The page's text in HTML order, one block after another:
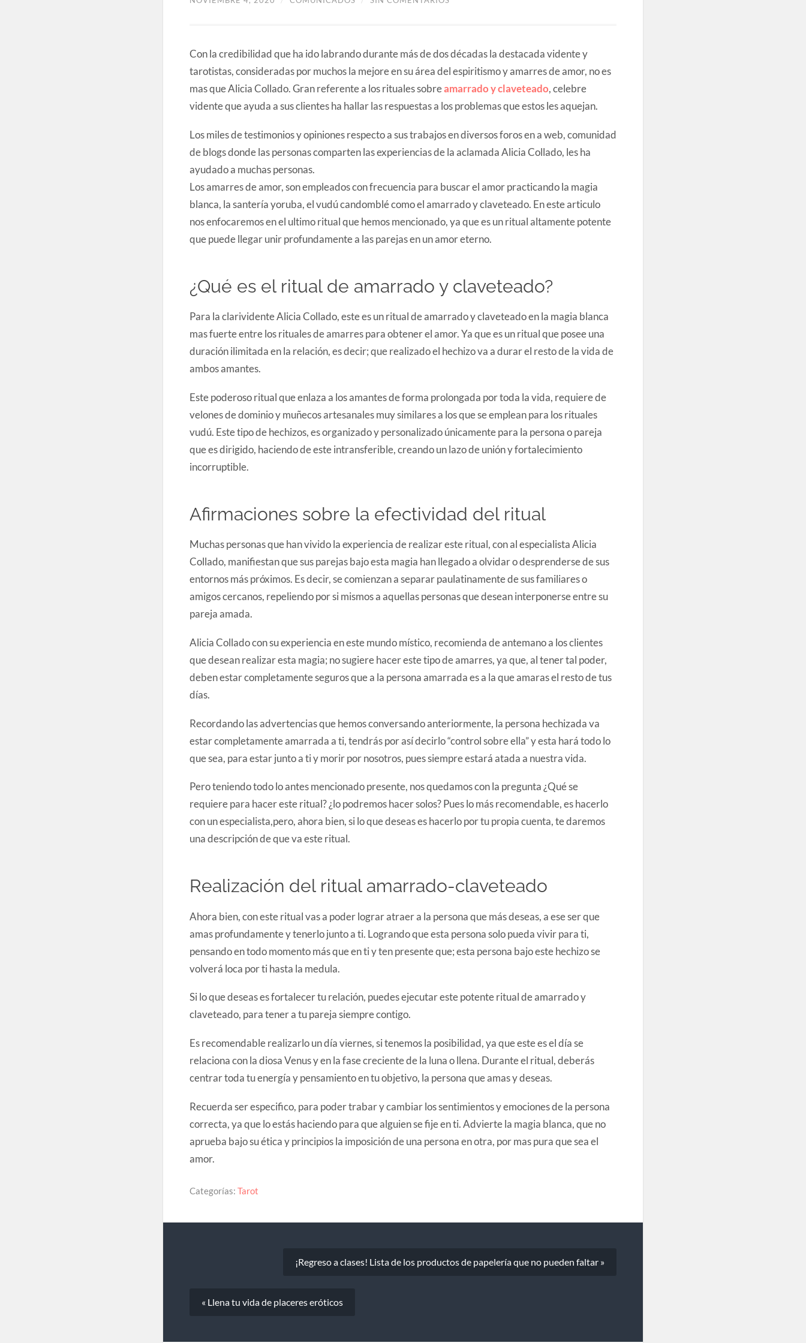
Con la credibilidad que ha ido labrando durante más de dos décadas la destacada vidente y
tarotistas, consideradas por muchos la mejore en su área del espiritismo y amarres de amor, no es
mas que Alicia Collado. Gran referente a los rituales sobreamarrado y claveteado, celebre
vidente que ayuda a sus clientes ha hallar las respuestas a los problemas que estos les aquejan.
Los miles de testimonios y opiniones respecto a sus trabajos en diversos foros en a web, comunidad
de blogs donde las personas comparten las experiencias de la aclamada Alicia Collado, les ha
ayudado a muchas personas.
Los amarres de amor, son empleados con frecuencia para buscar el amor practicando la magia
blanca, la santería yoruba, el vudú candomblé como el amarrado y claveteado. En este articulo
nos enfocaremos en el ultimo ritual que hemos mencionado, ya que es un ritual altamente potente
que puede llegar unir profundamente a las parejas en un amor eterno.
¿Qué es el ritual de amarrado y claveteado?
Para la clarividente Alicia Collado, este es un ritual de amarrado y claveteado en la magia blanca
mas fuerte entre los rituales de amarres para obtener el amor. Ya que es un ritual que posee una
duración ilimitada en la relación, es decir; que realizado el hechizo va a durar el resto de la vida de
ambos amantes.
Este poderoso ritual que enlaza a los amantes de forma prolongada por toda la vida, requiere de
velones de dominio y muñecos artesanales muy similares a los que se emplean para los rituales
vudú. Este tipo de hechizos, es organizado y personalizado únicamente para la persona o pareja
que es dirigido, haciendo de este intransferible, creando un lazo de unión y fortalecimiento
incorruptible.
Afirmaciones sobre la efectividad del ritual
Muchas personas que han vivido la experiencia de realizar este ritual, con al especialista Alicia
Collado, manifiestan que sus parejas bajo esta magia han llegado a olvidar o desprenderse de sus
entornos más próximos. Es decir, se comienzan a separar paulatinamente de sus familiares o
amigos cercanos, repeliendo por si mismos a aquellas personas que desean interponerse entre su
pareja amada.
Alicia Collado con su experiencia en este mundo místico, recomienda de antemano a los clientes
que desean realizar esta magia; no sugiere hacer este tipo de amarres, ya que, al tener tal poder,
deben estar completamente seguros que a la persona amarrada es a la que amaras el resto de tus
días.
Recordando las advertencias que hemos conversando anteriormente, la persona hechizada va
estar completamente amarrada a ti, tendrás por así decirlo “control sobre ella” y esta hará todo lo
que sea, para estar junto a ti y morir por nosotros, pues siempre estará atada a nuestra vida.
Pero teniendo todo lo antes mencionado presente, nos quedamos con la pregunta ¿Qué se
requiere para hacer este ritual? ¿lo podremos hacer solos? Pues lo más recomendable, es hacerlo
con un especialista,pero, ahora bien, si lo que deseas es hacerlo por tu propia cuenta, te daremos
una descripción de que va este ritual.
Realización del ritual amarrado-claveteado
Ahora bien, con este ritual vas a poder lograr atraer a la persona que más deseas, a ese ser que
amas profundamente y tenerlo junto a ti. Logrando que esta persona solo pueda vivir para ti,
pensando en todo momento más que en ti y ten presente que; esta persona bajo este hechizo se
volverá loca por ti hasta la medula.
Si lo que deseas es fortalecer tu relación, puedes ejecutar este potente ritual de amarrado y
claveteado, para tener a tu pareja siempre contigo.
Es recomendable realizarlo un día viernes, si tenemos la posibilidad, ya que este es el día se
relaciona con la diosa Venus y en la fase creciente de la luna o llena. Durante el ritual, deberás
centrar toda tu energía y pensamiento en tu objetivo, la persona que amas y deseas.
Recuerda ser especifico, para poder trabar y cambiar los sentimientos y emociones de la persona
correcta, ya que lo estás haciendo para que alguien se fije en ti. Advierte la magia blanca, que no
aprueba bajo su ética y principios la imposición de una persona en otra, por mas pura que sea el
amor.
Categorías: Tarot
¡Regreso a clases! Lista de los productos de papelería que no pueden faltar »
« Llena tu vida de placeres eróticos